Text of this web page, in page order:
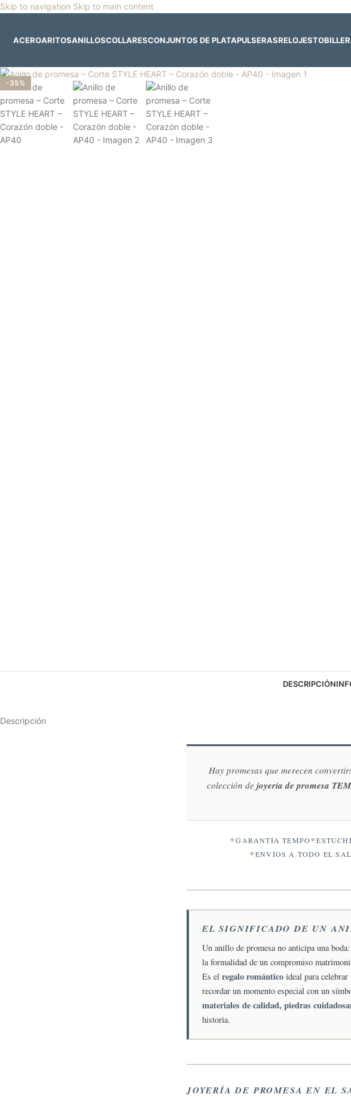
Skip to navigation Skip to main content
ACEROARITOSANILLOSCOLLARESCONJUNTOS DE PLATAPULSERASRELOJES
-35%
DESCRIPCIÓN
Descripción
Hay promesas que merecen
colección de joyería de promesa
GARANTÍA TEMPO
ENVÍOS A TODO EL
EL SIGNIFICADO DE UN
Un anillo de promesa no anticipa una boda:
la formalidad de un compromiso
Es el regalo romántico ideal para
recordar un momento especial con un
materiales de calidad, piedras
historia.
JOYERÍA DE PROMESA EN EL